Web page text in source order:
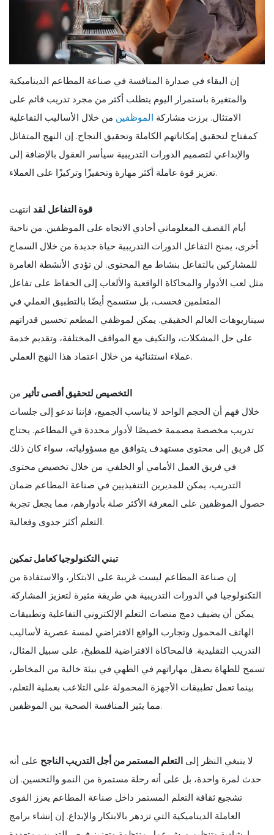
إن البقاء في صدارة المنافسة في صناعة المطاعم الديناميكية
والمتغيرة باستمرار اليوم يتطلب أكثر من مجرد تدريب قائم على
الامتثال. برزت مشاركة الموظفين من خلال الأساليب التفاعلية
كمفتاح لتحقيق إمكاناتهم الكاملة وتحقيق النجاح. إن النهج المتفائل
والإبداعي لتصميم الدورات التدريبية سيأسر العقول بالإضافة إلى
تعزيز قوة عاملة أكثر مهارة وتحفيزًا وتركيزًا على العملاء.
قوة التفاعل لقد انتهت
أيام القصف المعلوماتي أحادي الاتجاه على الموظفين. من ناحية
أخرى، يمنح التفاعل الدورات التدريبية حياة جديدة من خلال السماح
للمشاركين بالتفاعل بنشاط مع المحتوى. لن تؤدي الأنشطة الغامرة
مثل لعب الأدوار والمحاكاة الواقعية والألعاب إلى الحفاظ على تفاعل
المتعلمين فحسب، بل ستسمح أيضًا بالتطبيق العملي في
سيناريوهات العالم الحقيقي. يمكن لموظفي المطعم تحسين قدراتهم
على حل المشكلات، والتكيف مع المواقف المختلفة، وتقديم خدمة
عملاء استثنائية من خلال اعتماد هذا النهج العملي.
التخصيص لتحقيق أقصى تأثير من
خلال فهم أن الحجم الواحد لا يناسب الجميع، فإننا ندعو إلى جلسات
تدريب مخصصة مصممة خصيصًا لأدوار محددة في المطاعم. يحتاج
كل فريق إلى محتوى مستهدف يتوافق مع مسؤولياته، سواء كان ذلك
في فريق العمل الأمامي أو الخلفي. من خلال تخصيص محتوى
التدريب، يمكن للمديرين التنفيذيين في صناعة المطاعم ضمان
حصول الموظفين على المعرفة الأكثر صلة بأدوارهم، مما يجعل تجربة
التعلم أكثر جدوى وفعالية.
تبني التكنولوجيا كعامل تمكين
إن صناعة المطاعم ليست غريبة على الابتكار، والاستفادة من
التكنولوجيا في الدورات التدريبية هي طريقة مثيرة لتعزيز المشاركة.
يمكن أن يضيف دمج منصات التعلم الإلكتروني التفاعلية وتطبيقات
الهاتف المحمول وتجارب الواقع الافتراضي لمسة عصرية لأساليب
التدريب التقليدية. فالمحاكاة الافتراضية للمطبخ، على سبيل المثال،
تسمح للطهاة بصقل مهاراتهم في الطهي في بيئة خالية من المخاطر،
بينما تعمل تطبيقات الأجهزة المحمولة على التلاعب بعملية التعلم،
مما يثير المنافسة الصحية بين الموظفين.
لا ينبغي النظر إلى التعلم المستمر من أجل التدريب الناجح على أنه
حدث لمرة واحدة، بل على أنه رحلة مستمرة من النمو والتحسين. إن
تشجيع ثقافة التعلم المستمر داخل صناعة المطاعم يعزز القوى
العاملة الديناميكية التي تزدهر بالابتكار والإبداع. إن إنشاء برامج